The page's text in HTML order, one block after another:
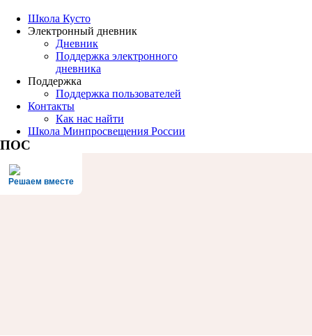
Школа Кусто
Электронный дневник
Дневник
Поддержка электронного
дневника
Поддержка
Поддержка пользователей
Контакты
Как нас найти
Школа Минпросвещения России
ПОС
Решаем вместе